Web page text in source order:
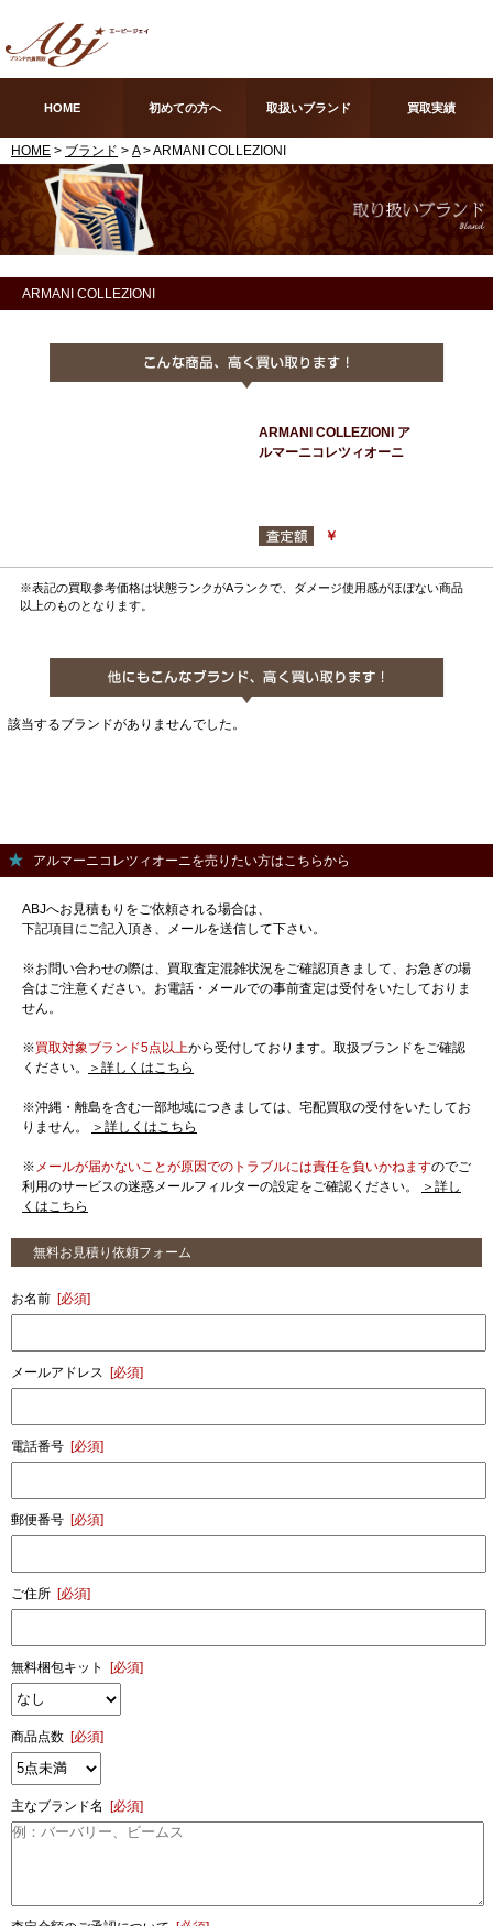
HOME 初めての方へ 取扱いブランド 買取実績
HOME > ブランド > A> ARMANI COLLEZIONI
ARMANI COLLEZIONI
ARMANI COLLEZIONI ア
ルマーニコレツィオーニ
￥
※表記の買取参考価格は状態ランクがAランクで、ダメージ使用感がほぼない商品
以上のものとなります。
該当するブランドがありませんでした。
アルマーニコレツィオーニを売りたい方はこちらから
ABJへお見積もりをご依頼される場合は、
下記項目にご記入頂き、メールを送信して下さい。
※お問い合わせの際は、買取査定混雑状況をご確認頂きまして、お急ぎの場
合はご注意ください。お電話・メールでの事前査定は受付をいたしておりま
せん。
※買取対象ブランド5点以上から受付しております。取扱ブランドをご確認
ください。
＞詳しくはこちら
※沖縄・離島を含む一部地域につきましては、宅配買取の受付をいたしてお
りません。
＞詳しくはこちら
※ メールが届かないことが原因でのトラブルには責任を負いかねますのでご
利用のサービスの迷惑メールフィルターの設定をご確認ください。
＞詳し
くはこちら
無料お見積り依頼フォーム
お名前 [必須]
メールアドレス [必須]
電話番号 [必須]
郵便番号 [必須]
ご住所 [必須]
無料梱包キット [必須]
商品点数 [必須]
主なブランド名 [必須]